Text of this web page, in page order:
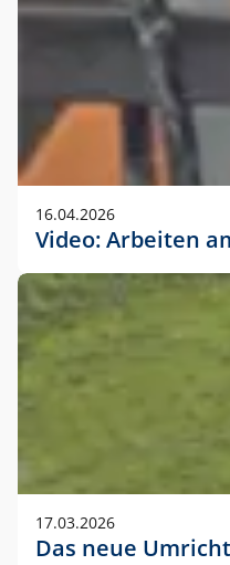
16.04.2026
Video: Arbeiten
17.03.2026
Das neue